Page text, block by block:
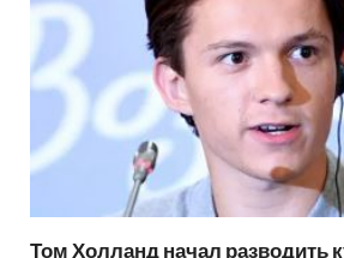
Том Холланд начал разводить